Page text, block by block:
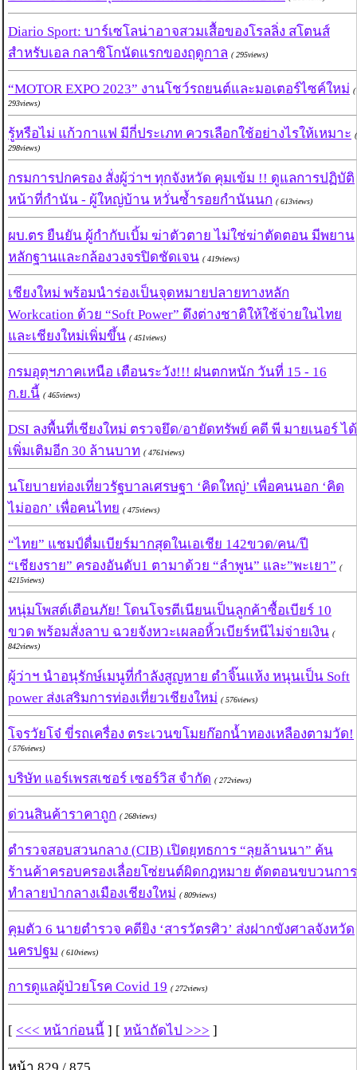
Diario Sport: บาร์เซโลน่าอาจสวมเสื้อของโรลลิ่ง สโตนส์
สำหรับเอล กลาซิโกนัดแรกของฤดูกาล ( 295views)
“MOTOR EXPO 2023” งานโชว์รถยนต์และมอเตอร์ไซค์ใหม่ (
293views)
รู้หรือไม่ แก้วกาแฟ มีกี่ประเภท ควรเลือกใช้อย่างไรให้เหมาะ (
298views)
กรมการปกครอง สั่งผู้ว่าฯ ทุกจังหวัด คุมเข้ม !! ดูแลการปฏิบัติ
หน้าที่กำนัน - ผู้ใหญ่บ้าน หวั่นซ้ำรอยกำนันนก ( 613views)
ผบ.ตร ยืนยัน ผู้กำกับเบิ้ม ฆ่าตัวตาย ไม่ใช่ฆ่าตัดตอน มีพยาน
หลักฐานและกล้องวงจรปิดชัดเจน ( 419views)
เชียงใหม่ พร้อมนำร่องเป็นจุดหมายปลายทางหลัก
Workcation ด้วย “Soft Power” ดึงต่างชาติให้ใช้จ่ายในไทย
และเชียงใหม่เพิ่มขึ้น ( 451views)
กรมอุตุฯภาคเหนือ เตือนระวัง!!! ฝนตกหนัก วันที่ 15 - 16
ก.ย.นี้ ( 465views)
DSI ลงพื้นที่เชียงใหม่ ตรวจยึด/อายัดทรัพย์ คดี พี มายเนอร์ ได้
เพิ่มเติมอีก 30 ล้านบาท ( 4761views)
นโยบายท่องเที่ยวรัฐบาลเศรษฐา ‘คิดใหญ่’ เพื่อคนนอก ‘คิด
ไม่ออก’ เพื่อคนไทย ( 475views)
“ไทย” แชมป์ดื่มเบียร์มากสุดในเอเชีย 142ขวด/คน/ปี
“เชียงราย” ครองอันดับ1 ตามาด้วย “ลำพูน” และ”พะเยา” (
4215views)
หนุ่มโพสต์เตือนภัย! โดนโจรตีเนียนเป็นลูกค้าซื้อเบียร์ 10
ขวด พร้อมสั่งลาบ ฉวยจังหวะเผลอหิ้วเบียร์หนีไม่จ่ายเงิน (
842views)
ผู้ว่าฯ นำอนุรักษ์เมนูที่กำลังสูญหาย ตำจิ๊นแห้ง หนุนเป็น Soft
power ส่งเสริมการท่องเที่ยวเชียงใหม่ ( 576views)
โจรวัยโจ๋ ขี่รถเครื่อง ตระเวนขโมยก๊อกน้ำทองเหลืองตามวัด!
( 576views)
บริษัท แอร์เพรสเชอร์ เซอร์วิส จำกัด ( 272views)
ด่วนสินค้าราคาถูก ( 268views)
ตำรวจสอบสวนกลาง (CIB) เปิดยุทธการ “ลุยล้านนา” ค้น
ร้านค้าครอบครองเลื่อยโซ่ยนต์ผิดกฎหมาย ตัดตอนขบวนการ
ทำลายป่ากลางเมืองเชียงใหม่ ( 809views)
คุมตัว 6 นายตำรวจ คดียิง ‘สารวัตรศิว’ ส่งฝากขังศาลจังหวัด
นครปฐม ( 610views)
การดูแลผู้ป่วยโรค Covid 19 ( 272views)
[ <<< หน้าก่อนนี้ ] [ หน้าถัดไป >>> ]